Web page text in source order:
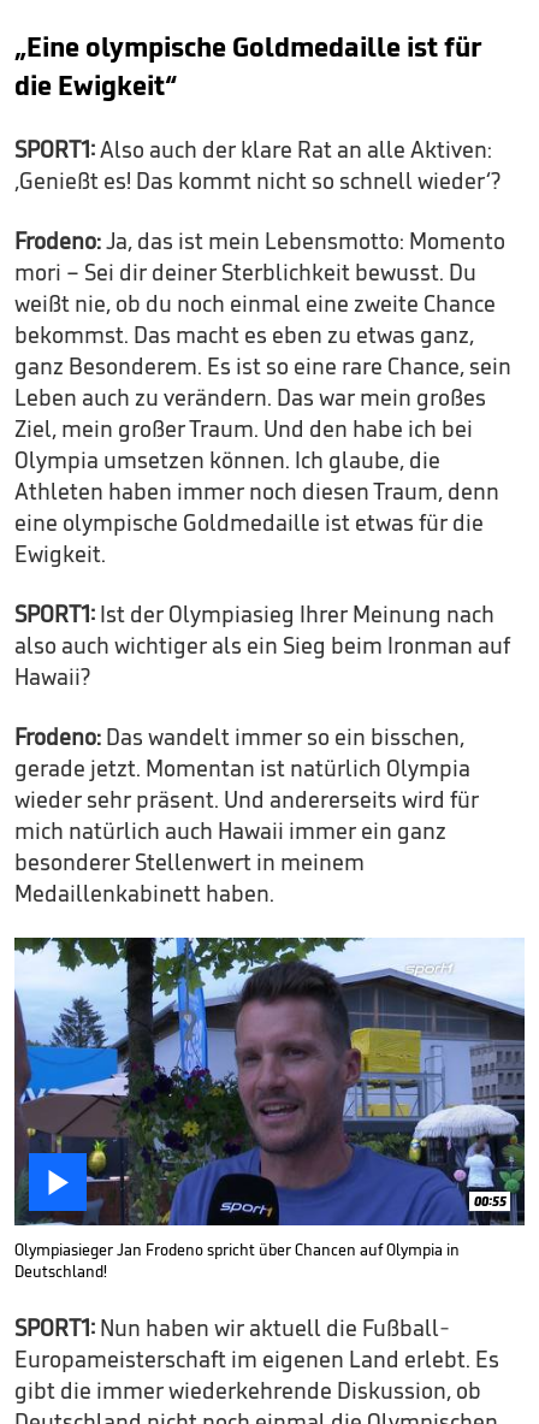
„Eine olympische Goldmedaille ist für
die Ewigkeit“
SPORT1:Also auch der klare Rat an alle Aktiven:
‚Genießt es! Das kommt nicht so schnell wieder‘?
Frodeno:Ja, das ist mein Lebensmotto: Momento
mori – Sei dir deiner Sterblichkeit bewusst. Du
weißt nie, ob du noch einmal eine zweite Chance
bekommst. Das macht es eben zu etwas ganz,
ganz Besonderem. Es ist so eine rare Chance, sein
Leben auch zu verändern. Das war mein großes
Ziel, mein großer Traum. Und den habe ich bei
Olympia umsetzen können. Ich glaube, die
Athleten haben immer noch diesen Traum, denn
eine olympische Goldmedaille ist etwas für die
Ewigkeit.
SPORT1: Ist der Olympiasieg Ihrer Meinung nach
also auch wichtiger als ein Sieg beim Ironman auf
Hawaii?
Frodeno: Das wandelt immer so ein bisschen,
gerade jetzt. Momentan ist natürlich Olympia
wieder sehr präsent. Und andererseits wird für
mich natürlich auch Hawaii immer ein ganz
besonderer Stellenwert in meinem
Medaillenkabinett haben.
 00:55
Olympiasieger Jan Frodeno spricht über Chancen auf Olympia in
Deutschland!
SPORT1: Nun haben wir aktuell die Fußball-
Europameisterschaft im eigenen Land erlebt. Es
gibt die immer wiederkehrende Diskussion, ob